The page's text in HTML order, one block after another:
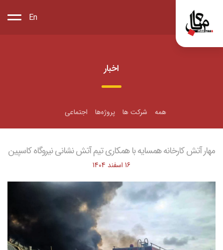
En
اخبار
همه شرکت ها پروژه‌ها اجتماعی
مهار آتش کارخانه همسایه با همکاری تیم آتش نشانی نیروگاه کاسپین
16 اسفند 1404